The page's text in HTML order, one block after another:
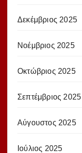
Δεκέμβριος 2025
Νοέμβριος 2025
Οκτώβριος 2025
Σεπτέμβριος 2025
Αύγουστος 2025
Ιούλιος 2025